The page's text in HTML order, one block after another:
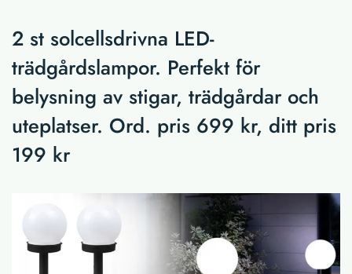
2 st solcellsdrivna LED-
trädgårdslampor. Perfekt för
belysning av stigar, trädgårdar och
uteplatser. Ord. pris 699 kr, ditt pris
199 kr